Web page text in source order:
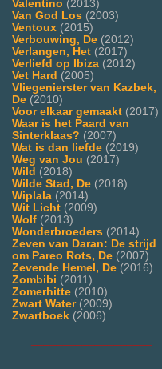
Valentino (2013)
Van God Los (2003)
Ventoux (2015)
Verbouwing, De (2012)
Verlangen, Het (2017)
Verliefd op Ibiza (2012)
Vet Hard (2005)
Vliegenierster van Kazbek,
De (2010)
Voor elkaar gemaakt (2017)
Waar is het Paard van
Sinterklaas? (2007)
Wat is dan liefde (2019)
Weg van Jou (2017)
Wild (2018)
Wilde Stad, De (2018)
Wiplala (2014)
Wit Licht (2009)
Wolf (2013)
Wonderbroeders (2014)
Zeven van Daran: De strijd
om Pareo Rots, De (2007)
Zevende Hemel, De (2016)
Zombibi (2011)
Zomerhitte (2010)
Zwart Water(2009)
Zwartboek (2006)